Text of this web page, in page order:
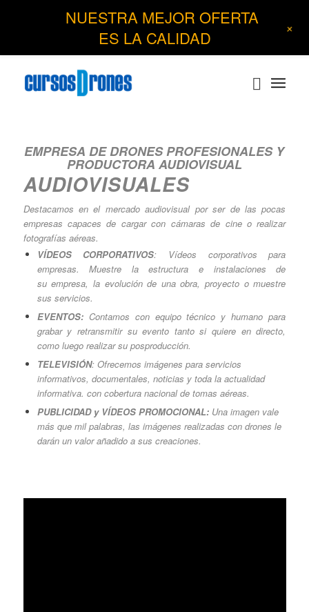
EMPRESA DE DRONES PROFESIONALES Y
PRODUCTORA AUDIOVISUAL
AUDIOVISUALES
Destacamos en el mercado audiovisual por ser de las pocas
empresas capaces de cargar con cámaras de cine o realizar
fotografías aéreas.
VÍDEOS CORPORATIVOS: Vídeos corporativos para
empresas. Muestre la estructura e instalaciones de
su empresa, la evolución de una obra, proyecto o muestre
sus servicios.
EVENTOS:Contamos con equipo técnico y humano para
grabar y retransmitir su evento tanto si quiere en directo,
como luego realizar su posproducción.
TELEVISIÓN: Ofrecemos imágenes para servicios
informativos, documentales, noticias y toda la actualidad
informativa. con cobertura nacional de tomas aéreas.
PUBLICIDAD y VÍDEOS PROMOCIONAL:Una imagen vale
más que mil palabras, las imágenes realizadas con drones le
darán un valor añadido a sus creaciones.
NUESTRA MEJOR OFERTA
ES LA CALIDAD
+